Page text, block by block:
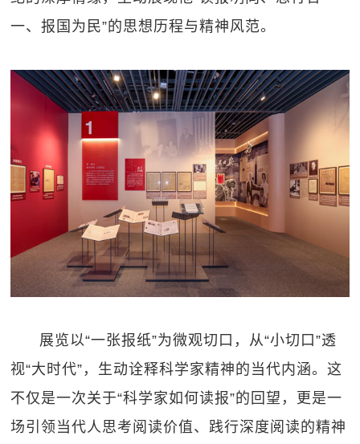
一、报国为民”的思想历程与精神风范。
展览以“一张报纸”为微观切口，从“小切口”透
视“大时代”，生动诠释科学家精神的当代内涵。这
不仅是一次关于“科学家如何读报”的回望，更是一
场引领当代人思考阅读价值、践行深度阅读的精神